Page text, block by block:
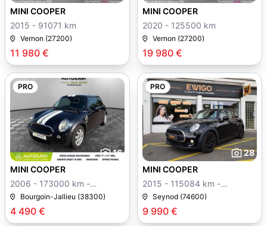
11 980 €
MINI COOPER
2015 - 91071 km
Vernon (27200)
19 980 €
MINI COOPER
2020 - 125500 km
Vernon (27200)
PRO
16
4 490 €
MINI COOPER
2006 - 173000 km -
Manuelle
Bourgoin-Jallieu (38300)
PRO
28
9 990 €
MINI COOPER
2015 - 115084 km -
Manuelle
Seynod (74600)